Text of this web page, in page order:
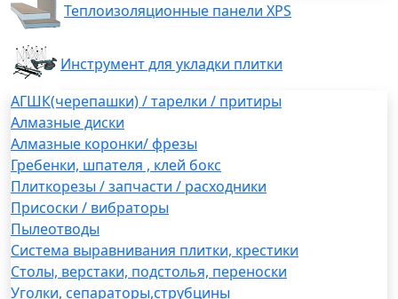
Теплоизоляционные панели XPS
Инструмент для укладки плитки
АГШК(черепашки) / тарелки / притиры
Алмазные диски
Алмазные коронки/ фрезы
Гребенки, шпателя , клей бокс
Плиткорезы / запчасти / расходники
Присоски / вибраторы
Пылеотводы
Система выравнивания плитки, крестики
Столы, верстаки, подстолья, переноски
Уголки, сепараторы,струбцины